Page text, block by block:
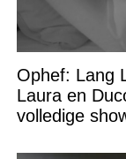
Ophef: Lang
Laura en
volledige